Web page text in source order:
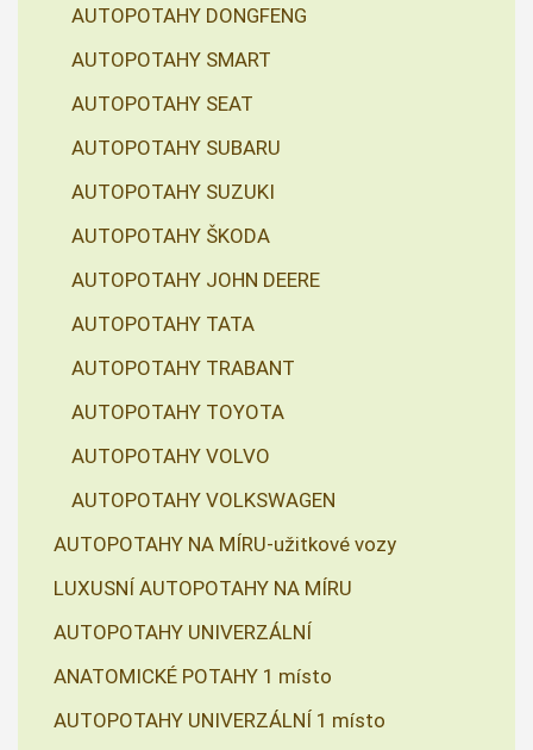
AUTOPOTAHY DONGFENG
AUTOPOTAHY SMART
AUTOPOTAHY SEAT
AUTOPOTAHY SUBARU
AUTOPOTAHY SUZUKI
AUTOPOTAHY ŠKODA
AUTOPOTAHY JOHN DEERE
AUTOPOTAHY TATA
AUTOPOTAHY TRABANT
AUTOPOTAHY TOYOTA
AUTOPOTAHY VOLVO
AUTOPOTAHY VOLKSWAGEN
AUTOPOTAHY NA MÍRU-užitkové vozy
LUXUSNÍ AUTOPOTAHY NA MÍRU
AUTOPOTAHY UNIVERZÁLNÍ
ANATOMICKÉ POTAHY 1 místo
AUTOPOTAHY UNIVERZÁLNÍ 1 místo